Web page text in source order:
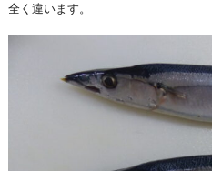
全く違います。